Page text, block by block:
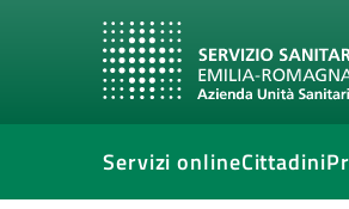
Servizi onlineCittadini